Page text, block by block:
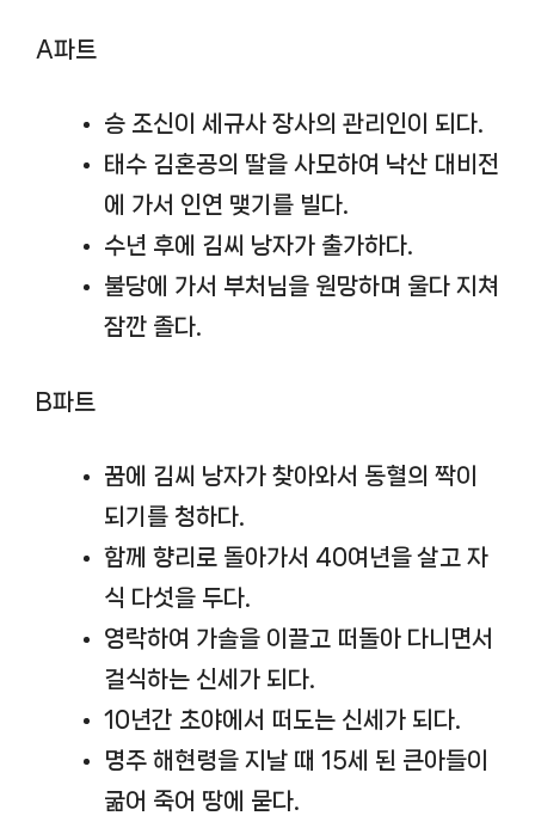
A파트
승 조신이 세규사 장사의 관리인이 되다.
태수 김혼공의 딸을 사모하여 낙산 대비전
에 가서 인연 맺기를 빌다.
수년 후에 김씨 낭자가 출가하다.
불당에 가서 부처님을 원망하며 울다 지쳐
잠깐 졸다.
B파트
꿈에 김씨 낭자가 찾아와서 동혈의 짝이
되기를 청하다.
함께 향리로 돌아가서 40여년을 살고 자
식 다섯을 두다.
영락하여 가솔을 이끌고 떠돌아 다니면서
걸식하는 신세가 되다.
10년간 초야에서 떠도는 신세가 되다.
명주 해현령을 지날 때 15세 된 큰아들이
굶어 죽어 땅에 묻다.